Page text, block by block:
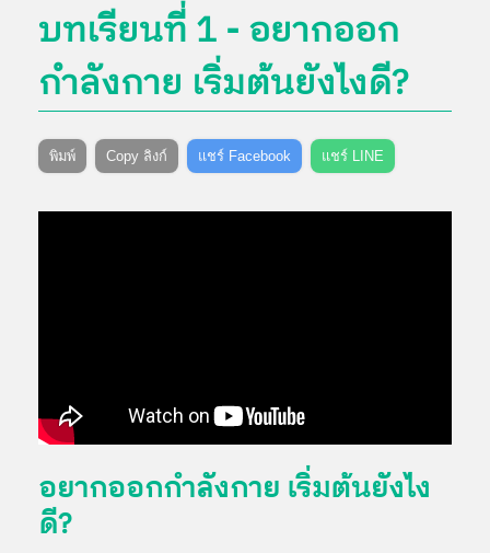
บทเรียนที่ 1 - อยากออก
กำลังกาย เริ่มต้นยังไงดี?
พิมพ์ Copy ลิงก์ แชร์ Facebook แชร์ LINE
อยากออกกำลังกาย เริ่มต้นยังไง
ดี?